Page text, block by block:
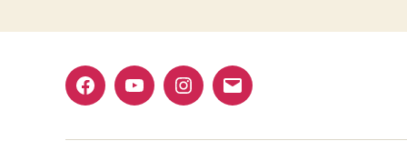
FacebookYouTubeInstagram
メ
ル